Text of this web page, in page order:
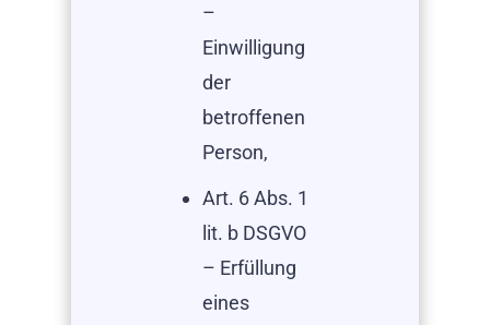
–
Einwilligung
der
betroffenen
Person,
Art. 6 Abs. 1
lit. b DSGVO
– Erfüllung
eines